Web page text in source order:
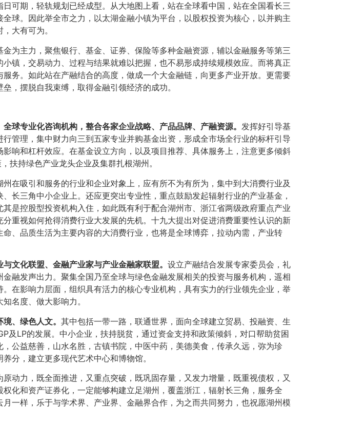
可期，轻轨规划已经成型。从大地图上看，站在全球看中国，站在全国看长三
球。因此举全市之力，以太湖金融小镇为平台，以股权投资为核心，以并购主
大有可为。
为主力，聚焦银行、基金、证券、保险等多种金融资源，辅以金融服务等第三
镇，交易动力、过程与结果就难以把握，也不易形成持续规模效应。而将真正
务。如此站在产融结合的高度，做成一个大金融链，向更多产业开放。更需要
，摆脱自我束缚，取得金融引领经济的成功。
球专业化咨询机构，整合各家企业战略、产品品牌、产融资源。 发挥好引导基
管理，集中财力向三到五家专业并购基金出资，形成全市场全行业的标杆引导
响和杠杆效应。在基金设立方向，以及项目推荐、具体服务上，注意更多倾斜
扶持绿色产业龙头企业及集群扎根湖州。
州在吸引和服务的行业和企业对象上，应有所不为有所为，集中到大消费行业及
长三角中小企业上。还应更突出专业性，重点鼓励发起辐射行业的产业基金，
是控股型投资机构入住，如此既有利于配合湖州市、浙江省两级政府重点产业
重视如何抢得消费行业大发展的先机。十九大提出对促进消费重要性认识的新
、品质生活为主要内容的大消费行业，也将是全球博弈，拉动内需，产业转
文化联盟、金融产业家与产业金融家联盟。 设立产融结合发展专家委员会，礼
融发声出力。聚集全国乃至全球与绿色金融发展相关的投资与服务机构，遥相
在影响力层面，组织具有活力的核心专业机构，具有实力的行业领先企业，举
名度、做大影响力。
、绿色人文。 其中包括一带一路，联通世界，面向全球建立贸易、投融资、生
及LP的发展。中小企业，扶持脱贫，通过资金支持和政策倾斜，对口帮助贫困
公益慈善，山水名胜，古镇书院，中医中药，美德美食，传承久远，弥为珍
分，建立更多现代艺术中心和博物馆。
动力，既全面推进，又重点突破，既巩固存量，又发力增量，既重视债权，又
化和资产证券化，一定能够构建立足湖州，覆盖浙江，辐射长三角，服务全
一样，乐于与学术界、产业界、金融界合作，为之而共同努力，也祝愿湖州模